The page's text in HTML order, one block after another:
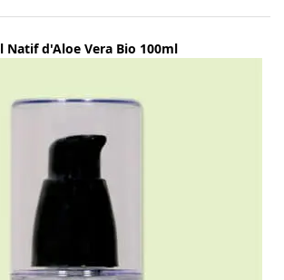
Natif d'Aloe Vera Bio 100ml